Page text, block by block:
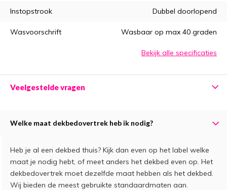
Instopstrook Dubbel doorlopend
Wasvoorschrift Wasbaar op max 40 graden
Bekijk alle specificaties
Veelgestelde vragen
Welke maat dekbedovertrek heb ik nodig?
Heb je al een dekbed thuis? Kijk dan even op het label welke
maat je nodig hebt, of meet anders het dekbed even op. Het
dekbedovertrek moet dezelfde maat hebben als het dekbed.
Wij bieden de meest gebruikte standaardmaten aan.